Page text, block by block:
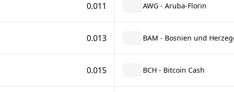
0.011 AWG - Aruba-Florin
0.013 BAM - Bosnien und
0.015 BCH - Bitcoin Cash